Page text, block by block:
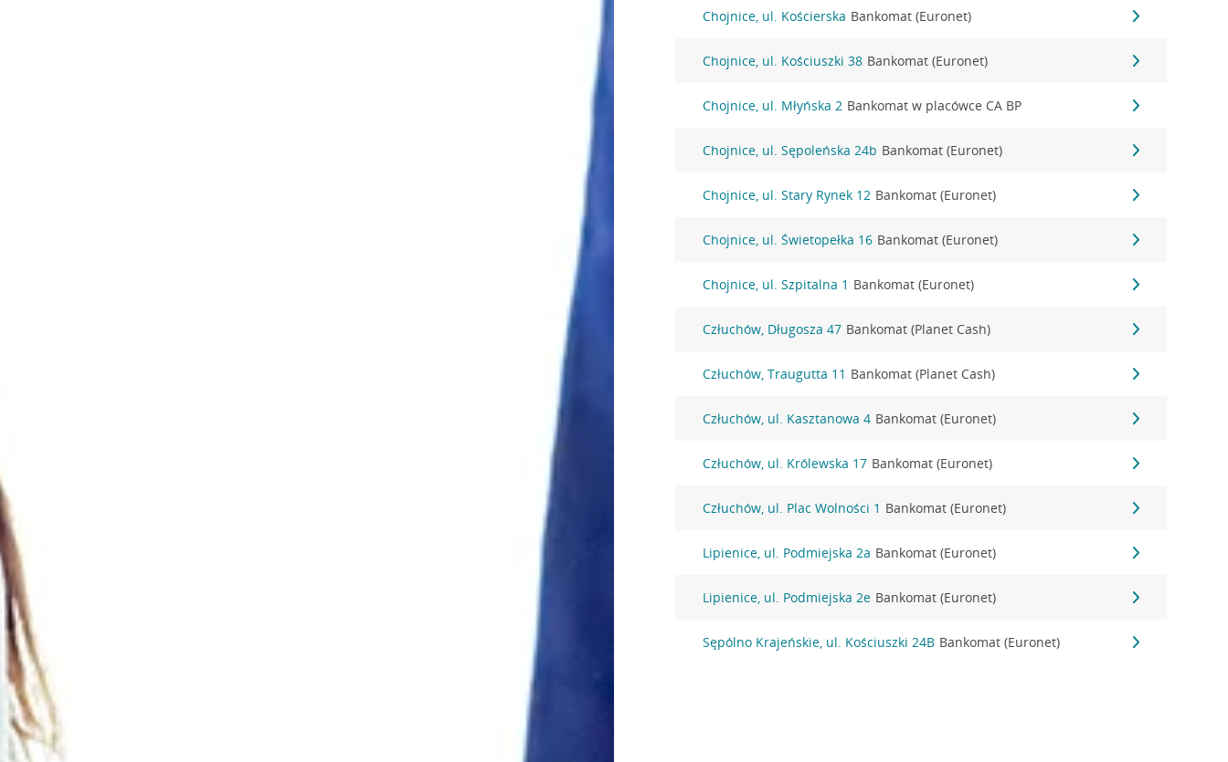
Chojnice, ul. Kościerska Bankomat (Euronet)
Chojnice, ul. Kościuszki 38 Bankomat (Euronet)
Chojnice, ul. Młyńska 2 Bankomat w placówce CA BP
Chojnice, ul. Sępoleńska 24b Bankomat (Euronet)
Chojnice, ul. Stary Rynek 12 Bankomat (Euronet)
Chojnice, ul. Świetopełka 16 Bankomat (Euronet)
Chojnice, ul. Szpitalna 1 Bankomat (Euronet)
Człuchów, Długosza 47 Bankomat (Planet Cash)
Człuchów, Traugutta 11 Bankomat (Planet Cash)
Człuchów, ul. Kasztanowa 4 Bankomat (Euronet)
Człuchów, ul. Królewska 17 Bankomat (Euronet)
Człuchów, ul. Plac Wolności 1 Bankomat (Euronet)
Lipienice, ul. Podmiejska 2a Bankomat (Euronet)
Lipienice, ul. Podmiejska 2e Bankomat (Euronet)
Sępólno Krajeńskie, ul. Kościuszki 24B Bankomat (Euronet)